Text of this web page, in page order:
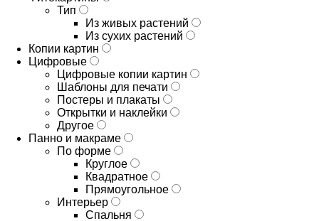
Тип
Из живых растений
Из сухих растений
Копии картин
Цифровые
Цифровые копии картин
Шаблоны для печати
Постеры и плакаты
Открытки и наклейки
Другое
Панно и макраме
По форме
Круглое
Квадратное
Прямоугольное
Интерьер
Спальня